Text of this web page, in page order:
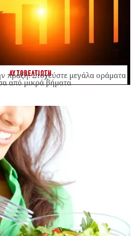
ΑΥΤΟΒΕΛΤΙΩΣΗ
πράξη: Στοχεύστε μεγάλα οράματα
από μικρά βήματα